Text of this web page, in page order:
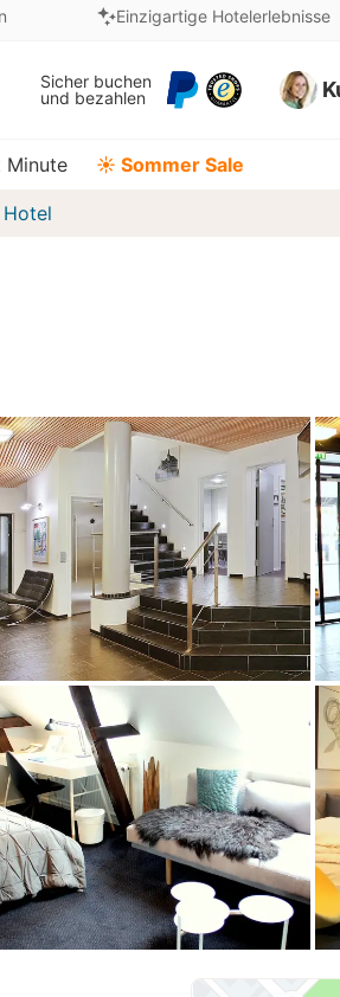
Einzigartige Hotelerlebnisse
Sicher buchen
und bezahlen
Minute ☀️ Sommer Sale